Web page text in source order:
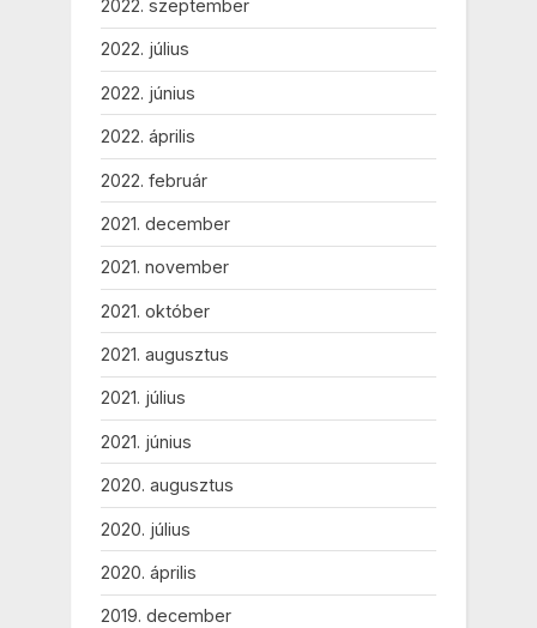
2022. szeptember
2022. július
2022. június
2022. április
2022. február
2021. december
2021. november
2021. október
2021. augusztus
2021. július
2021. június
2020. augusztus
2020. július
2020. április
2019. december